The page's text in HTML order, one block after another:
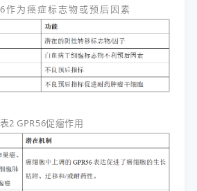
作为癌症标志物或预后因素
表2 GPR56促瘤作用